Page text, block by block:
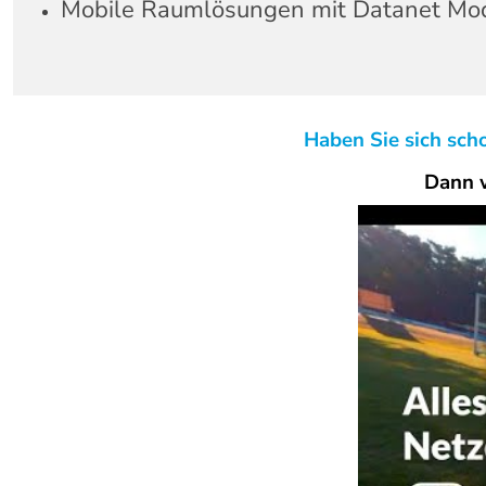
Mobile Raumlösungen mit Datanet
Haben Sie sich
Dann